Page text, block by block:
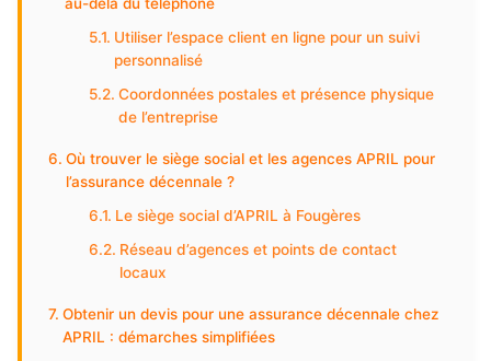
Utiliser l’espace client en ligne pour un suivi
personnalisé
Coordonnées postales et présence physique
de l’entreprise
Où trouver le siège social et les agences APRIL pour
l’assurance décennale ?
Le siège social d’APRIL à Fougères
Réseau d’agences et points de contact
locaux
Obtenir un devis pour une assurance décennale chez
APRIL : démarches simplifiées